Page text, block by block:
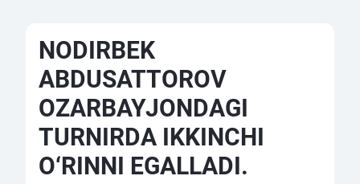
NODIRBEK
ABDUSATTOROV
OZARBAYJONDAGI
TURNIRDA IKKINCHI
O‘RINNI EGALLADI.